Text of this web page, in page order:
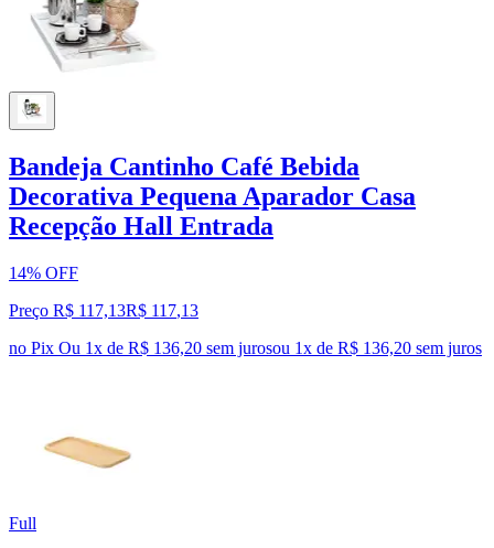
Bandeja Cantinho Café Bebida
Decorativa Pequena Aparador Casa
Recepção Hall Entrada
14% OFF
Preço R$ 117,13R$ 117,13
no Pix Ou 1x de R$ 136,20 sem jurosou 1x de R$ 136,20 sem juros
Full